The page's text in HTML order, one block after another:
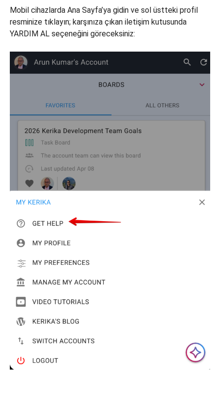
Mobil cihazlarda Ana Sayfa’ya gidin ve sol üstteki profil
resminize tıklayın; karşınıza çıkan iletişim kutusunda
YARDIM AL seçeneğini göreceksiniz: